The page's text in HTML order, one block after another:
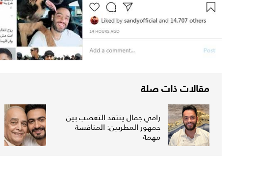
مقالات ذات صلة
رامي جمال ينتقد التعصب بين
جمهور المطربين: المنافسة
مهمة